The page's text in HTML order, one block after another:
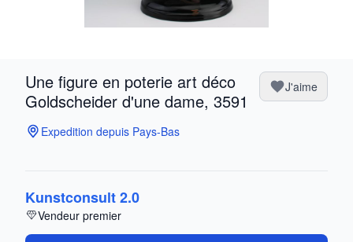
Une figure en poterie art déco
Goldscheider d'une dame, 3591
J'aime
Expedition depuis Pays-Bas
Kunstconsult 2.0
Vendeur premier